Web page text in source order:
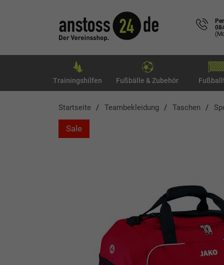
Trainingshilfen Fußbälle & Zubehör
Startseite Teambekleidung Taschen
Sale